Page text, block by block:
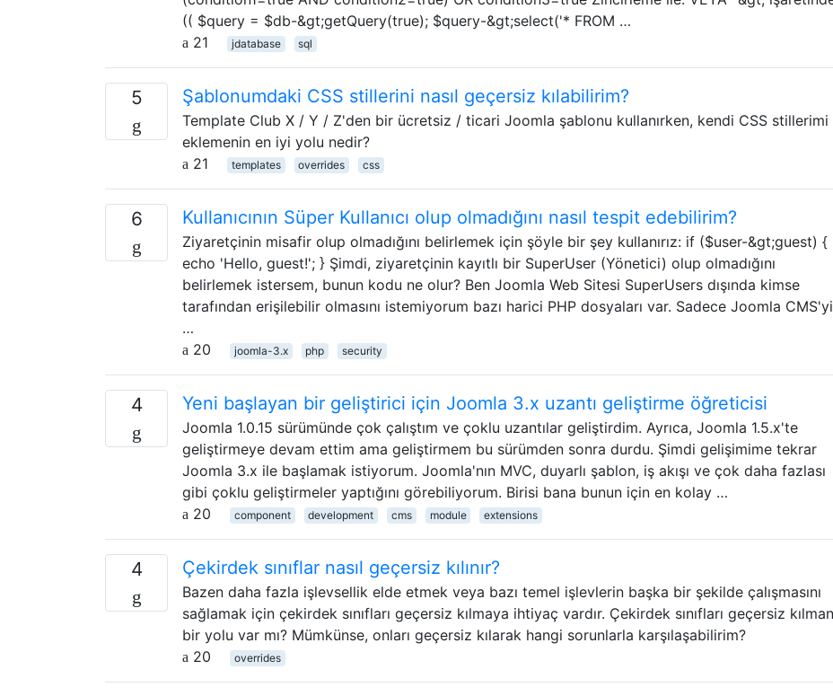
(( $query = $db-&gt;getQuery(true); $query-&gt;select('* FROM …
21
jdatabase sql
5 Şablonumdaki CSS stillerini nasıl geçersiz kılabilirim?
Template Club X / Y / Z'den bir ücretsiz / ticari Joomla şablonu kullanırken, kendi CSS stillerimi
eklemenin en iyi yolu nedir?
21
templates overrides css
6 Kullanıcının Süper Kullanıcı olup olmadığını nasıl tespit edebilirim?
Ziyaretçinin misafir olup olmadığını belirlemek için şöyle bir şey kullanırız: if ($user-&gt;guest) {
echo 'Hello, guest!'; } Şimdi, ziyaretçinin kayıtlı bir SuperUser (Yönetici) olup olmadığını
belirlemek istersem, bunun kodu ne olur? Ben Joomla Web Sitesi SuperUsers dışında kimse
tarafından erişilebilir olmasını istemiyorum bazı harici PHP dosyaları var. Sadece Joomla CMS'yi
…
20
joomla-3.x php security
4 Yeni başlayan bir geliştirici için Joomla 3.x uzantı geliştirme öğreticisi
Joomla 1.0.15 sürümünde çok çalıştım ve çoklu uzantılar geliştirdim. Ayrıca, Joomla 1.5.x'te
geliştirmeye devam ettim ama geliştirmem bu sürümden sonra durdu. Şimdi gelişimime tekrar
Joomla 3.x ile başlamak istiyorum. Joomla'nın MVC, duyarlı şablon, iş akışı ve çok daha fazlası
gibi çoklu geliştirmeler yaptığını görebiliyorum. Birisi bana bunun için en kolay …
20
component development cms module extensions
4 Çekirdek sınıflar nasıl geçersiz kılınır?
Bazen daha fazla işlevsellik elde etmek veya bazı temel işlevlerin başka bir şekilde çalışmasını
sağlamak için çekirdek sınıfları geçersiz kılmaya ihtiyaç vardır. Çekirdek sınıfları geçersiz
bir yolu var mı? Mümkünse, onları geçersiz kılarak hangi sorunlarla karşılaşabilirim?
20
overrides